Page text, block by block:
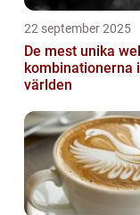
22 september 2025
De mest unika
kombinationerna i
världen